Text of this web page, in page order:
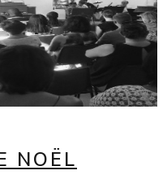
NOËL